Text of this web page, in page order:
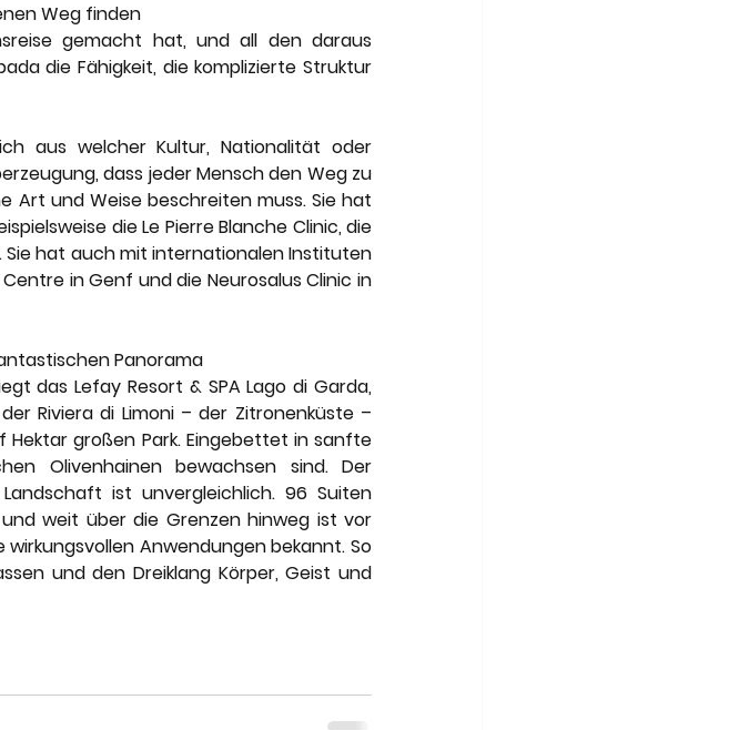
Weg finden
gemacht hat, und all den daraus
die Fähigkeit, die komplizierte Struktur
aus welcher Kultur, Nationalität oder
dass jeder Mensch den Weg zu
Art und Weise beschreiten muss. Sie hat
die Le Pierre Blanche Clinic, die
Sie hat auch mit internationalen Instituten
in Genf und die Neurosalus Clinic in
Panorama
das Lefay Resort & SPA Lago di Garda,
Riviera di Limoni – der Zitronenküste –
großen Park. Eingebettet in sanfte
Olivenhainen bewachsen sind. Der
ist unvergleichlich. 96 Suiten
weit über die Grenzen hinweg ist vor
Anwendungen bekannt. So
und den Dreiklang Körper, Geist und